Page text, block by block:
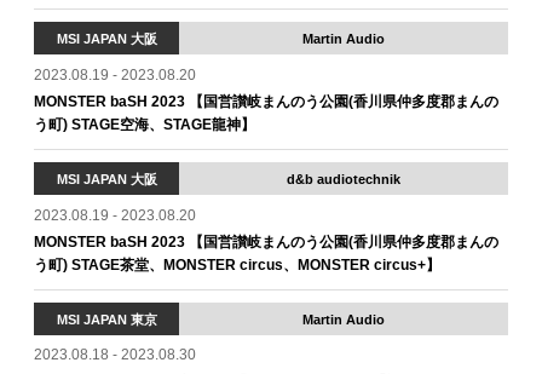
MSI JAPAN 大阪 Martin Audio
2023.08.19 - 2023.08.20
MONSTER baSH 2023 【国営讃岐まんのう公園(香川県仲多度郡まんの
う町) STAGE空海、STAGE龍神】
MSI JAPAN 大阪 d&b audiotechnik
2023.08.19 - 2023.08.20
MONSTER baSH 2023 【国営讃岐まんのう公園(香川県仲多度郡まんの
う町) STAGE茶堂、MONSTER circus、MONSTER circus+】
MSI JAPAN 東京 Martin Audio
2023.08.18 - 2023.08.30